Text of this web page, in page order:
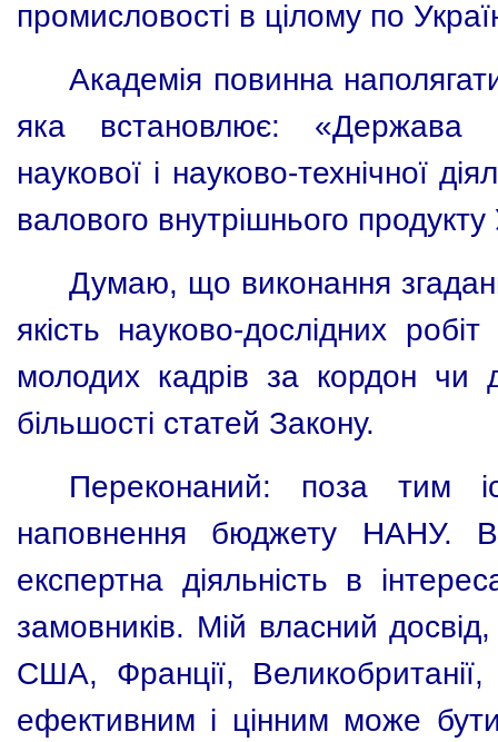
промисловості в цілому по
Академія повинна
яка встановлює: «Держава
наукової і науково-технічної
валового внутрішнього продукту
Думаю, що виконання
якість науково-дослідних
молодих кадрів за кордон чи
більшості статей Закону.
Переконаний: поза тим
наповнення бюджету НАНУ.
експертна діяльність в
замовників. Мій власний
США, Франції, Великобританії,
ефективним і цінним може